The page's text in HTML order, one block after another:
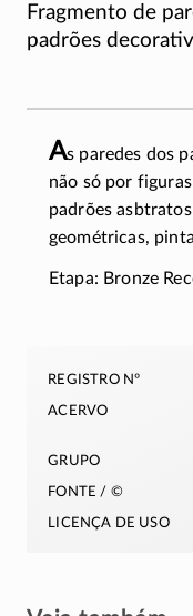
Fragmento de
padrões
As paredes dos
não só por
padrões
geométricas,
Etapa: Bronze
registro nº
acervo
grupo
fonte / ©
licença de uso